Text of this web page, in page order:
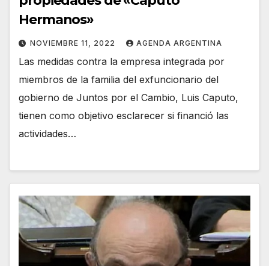
Hermanos»
NOVIEMBRE 11, 2022 AGENDA ARGENTINA
Las medidas contra la empresa integrada por
miembros de la familia del exfuncionario del
gobierno de Juntos por el Cambio, Luis Caputo,
tienen como objetivo esclarecer si financió las
actividades…